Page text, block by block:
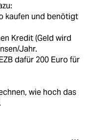
kaufen und benötigt
Kredit (Geld wird
Jahr.
dafür 200 Euro für
wie hoch das